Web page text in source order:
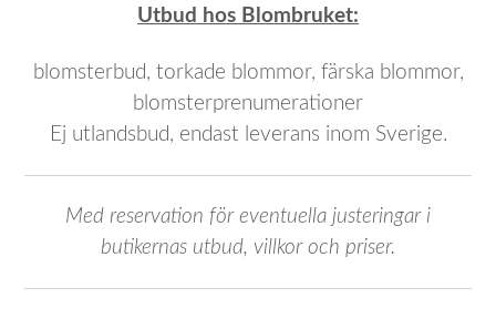
Utbud hos Blombruket:
blomsterbud, torkade blommor, färska blommor,
blomsterprenumerationer
Ej utlandsbud, endast leverans inom Sverige.
Med reservation för eventuella justeringar i
butikernas utbud, villkor och priser.